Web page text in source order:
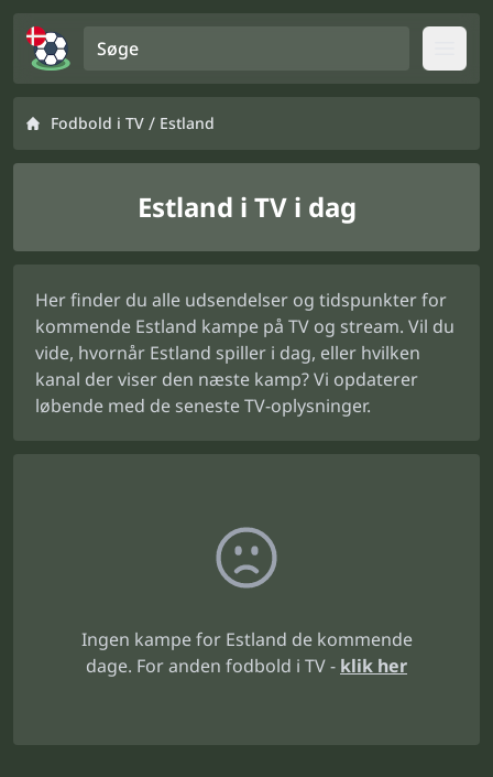
Fodbold i TV / Estland
Estland i TV i dag
Her finder du alle udsendelser og tidspunkter for
kommende Estland kampe på TV og stream. Vil du
vide, hvornår Estland spiller i dag, eller hvilken
kanal der viser den næste kamp? Vi opdaterer
løbende med de seneste TV-oplysninger.
Ingen kampe for Estland de kommende
dage. For anden fodbold i TV - klik her